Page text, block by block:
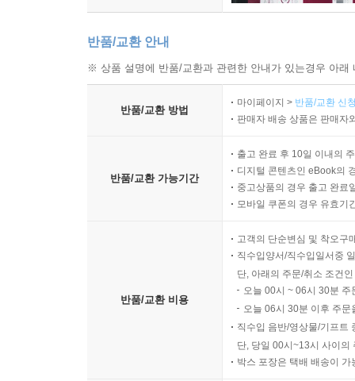
반품/교환 안내
※ 상품 설명에 반품/교환과 관련한 안내가 있는경우 아
반품/교환 방법
마이페이지 > 반품/교환 신
판매자 배송 상품은 판매자
반품/교환 가능기간
출고 완료 후 10일 이내의
디지털 콘텐츠인 eBook의
중고상품의 경우 출고 완료
모바일 쿠폰의 경우 유효기
반품/교환 비용
고객의 단순변심 및 착오구
직수입양서/직수입일서중
단, 아래의 주문/취소 조건
오늘 00시 ~ 06시 30분
오늘 06시 30분 이후 주
직수입 음반/영상물/기프트
단, 당일 00시~13시 사이의
박스 포장은 택배 배송이